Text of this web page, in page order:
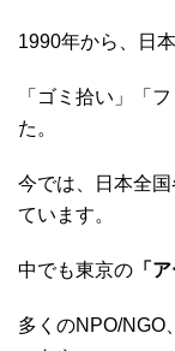
1990年から、日
「ゴミ拾い」「
た。
今では、日本全
ています。
中でも東京の 「
多くのNPO/NGO